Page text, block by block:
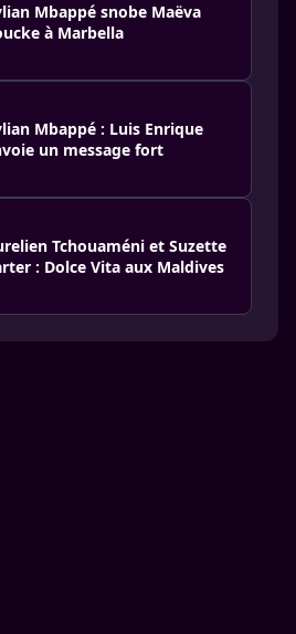
Mbappé snobe Maëva
à Marbella
Mbappé : Luis Enrique
un message fort
Tchouaméni et Suzette
: Dolce Vita aux Maldives